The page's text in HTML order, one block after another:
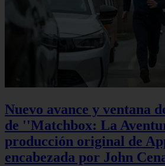
Nuevo avance y ventana
de ''Matchbox: La
producción original de
encabezada por John